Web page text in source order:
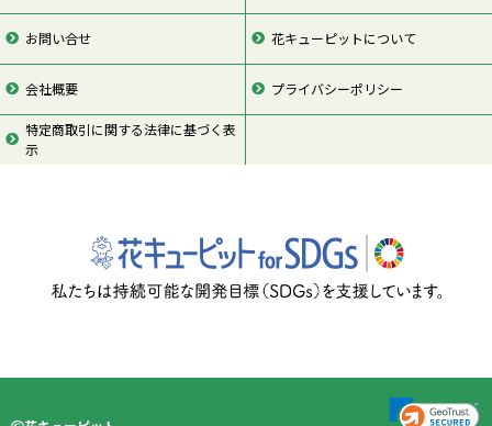
お問い合せ 花キューピットについて
会社概要 プライバシーポリシー
特定商取引に関する法律に基づく表
示
ページの先頭